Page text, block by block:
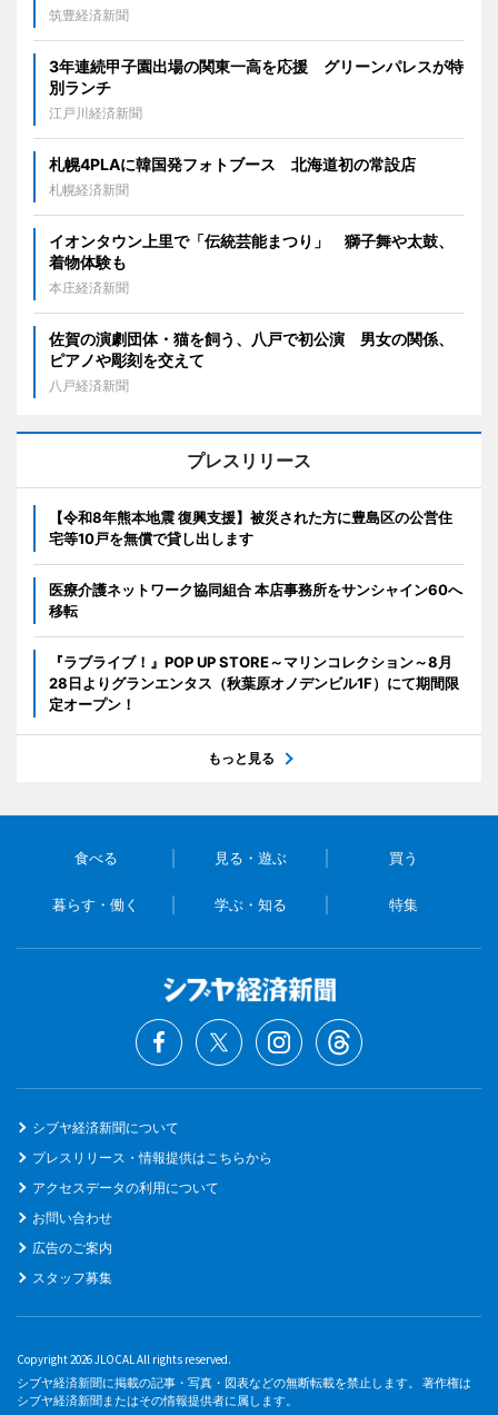
筑豊経済新聞
3年連続甲子園出場の関東一高を応援 グリーンパレスが特
別ランチ
江戸川経済新聞
札幌4PLAに韓国発フォトブース 北海道初の常設店
札幌経済新聞
イオンタウン上里で「伝統芸能まつり」 獅子舞や太鼓、
着物体験も
本庄経済新聞
佐賀の演劇団体・猫を飼う、八戸で初公演 男女の関係、
ピアノや彫刻を交えて
八戸経済新聞
プレスリリース
【令和8年熊本地震 復興支援】被災された方に豊島区の公営住
宅等10戸を無償で貸し出します
医療介護ネットワーク協同組合 本店事務所をサンシャイン60へ
移転
『ラブライブ！』POP UP STORE～マリンコレクション～8月
28日よりグランエンタス（秋葉原オノデンビル1F）にて期間限
定オープン！
もっと見る
食べる 見る・遊ぶ 買う
暮らす・働く 学ぶ・知る 特集
シブヤ経済新聞について
プレスリリース・情報提供はこちらから
アクセスデータの利用について
お問い合わせ
広告のご案内
スタッフ募集
Copyright 2026 JLOCAL All rights reserved.
シブヤ経済新聞に掲載の記事・写真・図表などの無断転載を禁止します。 著作権は
シブヤ経済新聞またはその情報提供者に属します。